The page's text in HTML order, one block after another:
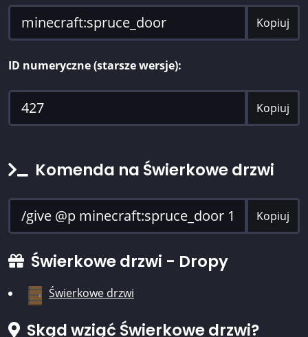
Kopiuj
ID numeryczne (starsze wersje):
Kopiuj
Komenda na Świerkowe drzwi
Kopiuj
Świerkowe drzwi - Dropy
Świerkowe drzwi
Skąd wziąć Świerkowe drzwi?